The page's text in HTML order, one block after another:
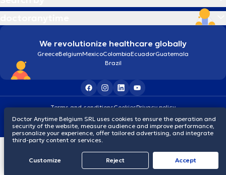
We revolutionize healthcare globally
GreeceBelgiumMexicoColombiaEcuadorGuatemala
Brazil
Terms and conditionsCookiesPrivacy policy
© 2026 doctoranytime
Doctor Anytime Belgium SRL uses cookies to ensure the operation and
security of the website, measure audience and improve performance,
personalize your experience, offer tailored advertising, and integrate
third-party content or services.
Customize Reject Accept